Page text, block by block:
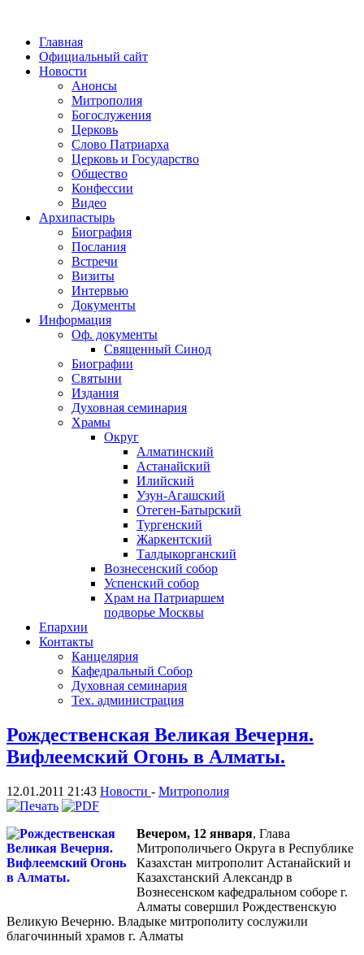
Главная
Официальный сайт
Новости
Анонсы
Митрополия
Богослужения
Церковь
Слово Патриарха
Церковь и Государство
Общество
Конфессии
Видео
Архипастырь
Биография
Послания
Встречи
Визиты
Интервью
Документы
Информация
Оф. документы
Священный Синод
Биографии
Святыни
Издания
Духовная семинария
Храмы
Округ
Алматинский
Астанайский
Илийский
Узун-Агашский
Отеген-Батырский
Тургенский
Жаркентский
Талдыкорганский
Вознесенский собор
Успенский собор
Храм на Патриаршем
подворье Москвы
Епархии
Контакты
Канцелярия
Кафедральный Собор
Духовная семинария
Тех. администрация
Рождественская Великая Вечерня.
Вифлеемский Огонь в Алматы.
12.01.2011 21:43 Новости - Митрополия
Вечером, 12 января, Глава
Митрополичьего Округа в Республике
Казахстан митрополит Астанайский и
Казахстанский Александр в
Вознесенском кафедральном соборе г.
Алматы совершил Рождественскую
Великую Вечерню. Владыке митрополиту сослужили
благочинный храмов г. Алматы